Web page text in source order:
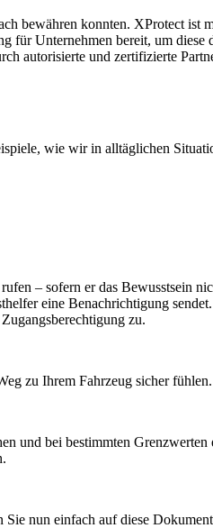
bewähren konnten. XProtect ist
Unternehmen bereit, um diese
autorisierte und zertifizierte
wie wir in alltäglichen
– sofern er das Bewusstsein
eine Benachrichtigung
zu.
zu Ihrem Fahrzeug sicher fühlen.
und bei bestimmten
nun einfach auf diese